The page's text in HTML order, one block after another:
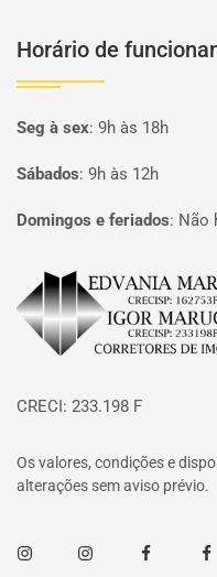
Horário de
Seg à sex: 9h às 18h
Sábados: 9h às 12h
Domingos e feriados: Não
Página inicial
CRECI: 233.198 F
Os valores, condições e
alterações sem aviso prévio.
InstagramInstagramFacebook